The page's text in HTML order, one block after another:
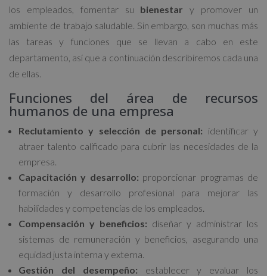
los empleados, fomentar su bienestar y promover un
ambiente de trabajo saludable. Sin embargo, son muchas más
las tareas y funciones que se llevan a cabo en este
departamento, así que a continuación describiremos cada una
de ellas.
Funciones del área de recursos
humanos de una empresa
Reclutamiento y selección de personal: identificar y
atraer talento calificado para cubrir las necesidades de la
empresa.
Capacitación y desarrollo: proporcionar programas de
formación y desarrollo profesional para mejorar las
habilidades y competencias de los empleados.
Compensación y beneficios: diseñar y administrar los
sistemas de remuneración y beneficios, asegurando una
equidad justa interna y externa.
Gestión del desempeño: establecer y evaluar los